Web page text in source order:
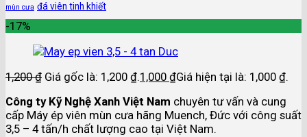
mùn cưa đá viên tinh khiết
-17%
1,200₫ Giá gốc là: 1,200 ₫.1,000 ₫Giá hiện tại là: 1,000 ₫.
Công ty Kỹ Nghệ Xanh Việt Nam chuyên tư vấn và cung
cấp Máy ép viên mùn cưa hãng Muench, Đức với công suất
3,5 – 4 tấn/h chất lượng cao tại Việt Nam.